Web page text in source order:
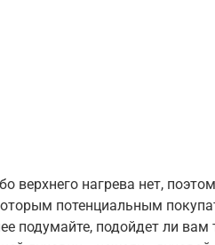
верхнего нагрева нет,
потенциальным
подумайте, подойдет ли вам